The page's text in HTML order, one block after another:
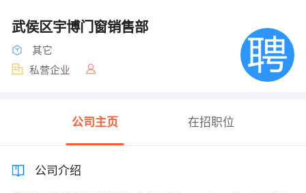
武侯区宇博门窗销售部
其它
私营企业
公司主页 在招职位
公司介绍